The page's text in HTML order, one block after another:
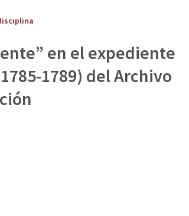
en el expediente
1789) del Archivo